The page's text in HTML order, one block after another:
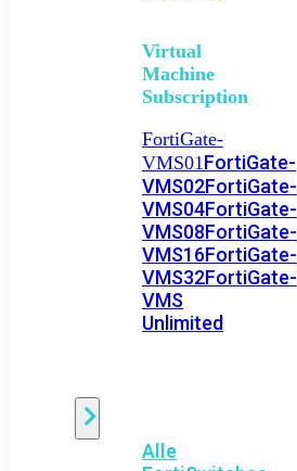
Virtual
Machine
Subscription
FortiGate-
VMS01FortiGate-
VMS02FortiGate-
VMS04FortiGate-
VMS08FortiGate-
VMS16FortiGate-
VMS32FortiGate-
VMS
Unlimited
Alle